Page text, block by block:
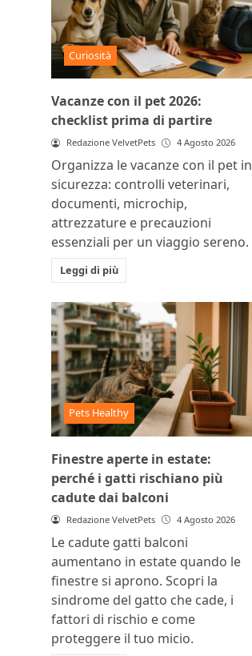
Curiosità
Vacanze con il pet 2026:
checklist prima di partire
Redazione VelvetPets 4 Agosto 2026
Organizza le vacanze con il pet in
sicurezza: controlli veterinari,
documenti, microchip,
attrezzature e precauzioni
essenziali per un viaggio sereno.
Leggi di più
Pets Healthy
Finestre aperte in estate:
perché i gatti rischiano più
cadute dai balconi
Redazione VelvetPets 4 Agosto 2026
Le cadute gatti balconi
aumentano in estate quando le
finestre si aprono. Scopri la
sindrome del gatto che cade, i
fattori di rischio e come
proteggere il tuo micio.